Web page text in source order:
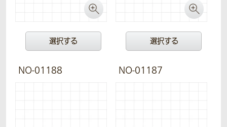
選択する 選択する
NO-01188 NO-01187